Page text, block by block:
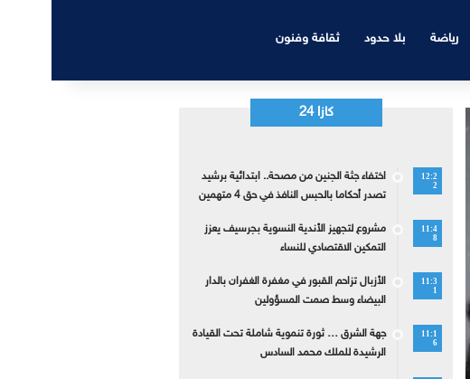
رياضة بلا حدود ثقافة وفنون
كازا 24
12:2
2
اختفاء جثة الجنين من مصحة.. ابتدائية برشيد
تصدر أحكاما بالحبس النافذ في حق 4 متهمين
11:4
8
مشروع لتجهيز الأندية النسوية بجرسيف يعزز
التمكين الاقتصادي للنساء
11:3
1
الأزبال تزاحم القبور في مغفرة الغفران بالدار
البيضاء وسط صمت المسؤولين
11:1
6
جهة الشرق … ثورة تنموية شاملة تحت القيادة
الرشيدة للملك محمد السادس